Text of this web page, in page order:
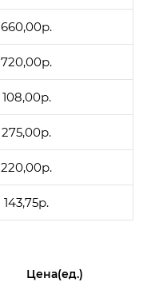
660,00р.
720,00р.
108,00р.
275,00р.
220,00р.
143,75р.
Цена(ед.)